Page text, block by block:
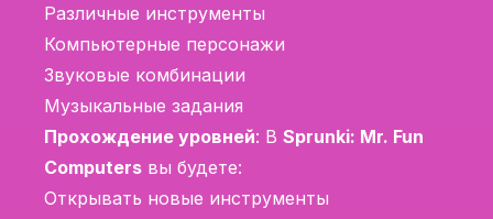
Различные инструменты
Компьютерные персонажи
Звуковые комбинации
Музыкальные задания
Прохождение уровней: В Sprunki: Mr. Fun
Computers вы будете:
Открывать новые инструменты